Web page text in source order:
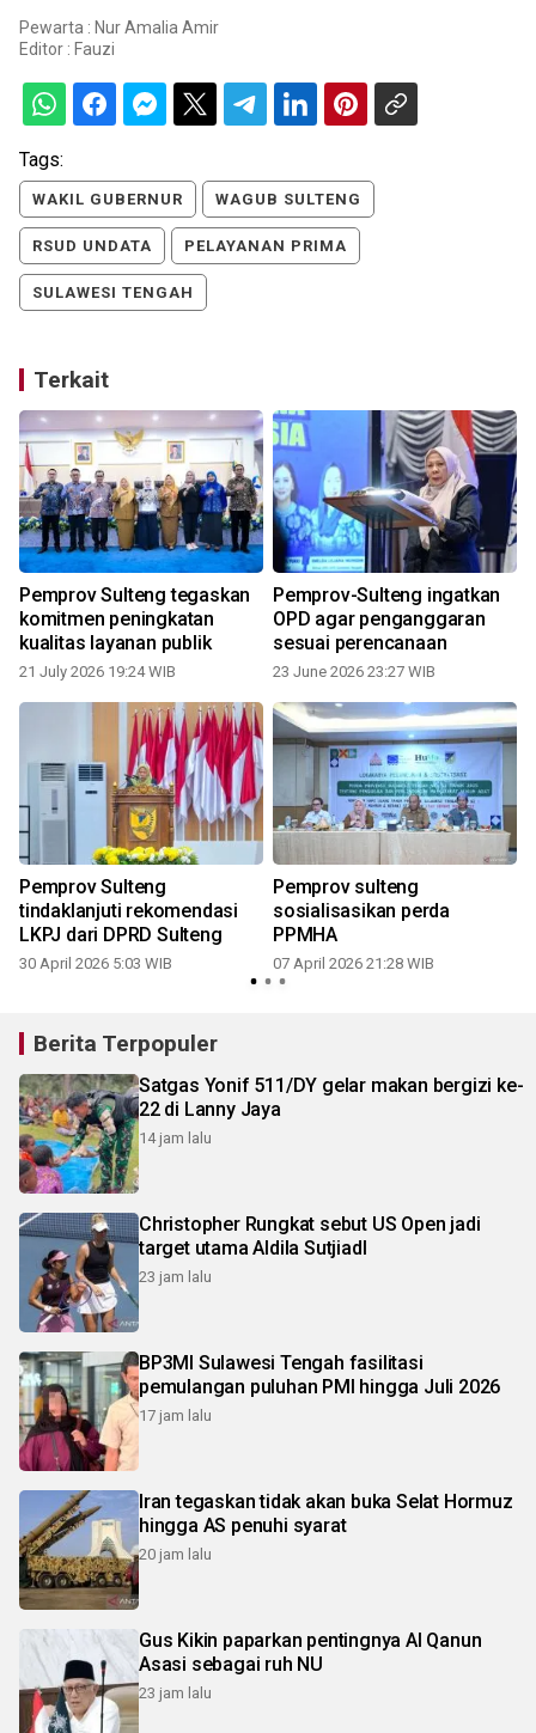
Pewarta : Nur Amalia Amir
Editor : Fauzi
Tags:
WAKIL GUBERNUR WAGUB SULTENG
RSUD UNDATA PELAYANAN PRIMA
SULAWESI TENGAH
Terkait
Pemprov Sulteng tegaskan
komitmen peningkatan
kualitas layanan publik
21 July 2026 19:24 WIB
Pemprov-Sulteng ingatkan
OPD agar penganggaran
sesuai perencanaan
23 June 2026 23:27 WIB
Pemprov Sulteng
tindaklanjuti rekomendasi
LKPJ dari DPRD Sulteng
30 April 2026 5:03 WIB
Pemprov sulteng
sosialisasikan perda
PPMHA
07 April 2026 21:28 WIB
Berita Terpopuler
Satgas Yonif 511/DY gelar makan bergizi ke-
22 di Lanny Jaya
14 jam lalu
Christopher Rungkat sebut US Open jadi
target utama Aldila SutjiadI
23 jam lalu
BP3MI Sulawesi Tengah fasilitasi
pemulangan puluhan PMI hingga Juli 2026
17 jam lalu
Iran tegaskan tidak akan buka Selat Hormuz
hingga AS penuhi syarat
20 jam lalu
Gus Kikin paparkan pentingnya Al Qanun
Asasi sebagai ruh NU
23 jam lalu